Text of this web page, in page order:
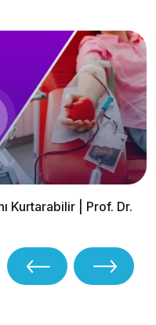
Kurtarabilir | Prof. Dr.